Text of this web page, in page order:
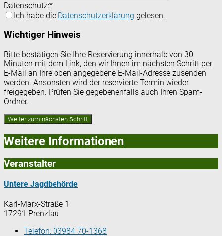
Datenschutz:*
Ich habe die Datenschutzerklärung gelesen.
Wichtiger Hinweis
Bitte bestätigen Sie Ihre Reservierung innerhalb von 30
Minuten mit dem Link, den wir Ihnen im nächsten Schritt per
E-Mail an Ihre oben angegebene E-Mail-Adresse zusenden
werden. Ansonsten wird der reservierte Termin wieder
freigegeben. Prüfen Sie gegebenenfalls auch Ihren Spam-
Ordner.
Weitere Informationen
Veranstalter
Untere Jagdbehörde
Karl-Marx-Straße 1
17291 Prenzlau
Telefon: 03984 70-1368